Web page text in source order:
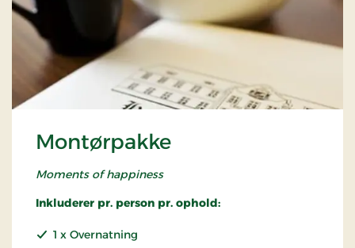
Montørpakke
Moments of happiness
Inkluderer pr. person pr. ophold:
1 x Overnatning